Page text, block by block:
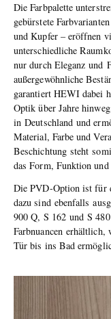
Die Farbpalette
gebürstete
und Kupfer – eröffnen
unterschiedliche
nur durch Eleganz und
außergewöhnliche
garantiert HEWI dabei
Optik über Jahre
in Deutschland und
Material, Farbe und
Beschichtung steht
das Form, Funktion
Die PVD-Option ist für
dazu sind ebenfalls
900 Q, S 162 und S
Farbnuancen erhältlich,
Tür bis ins Bad